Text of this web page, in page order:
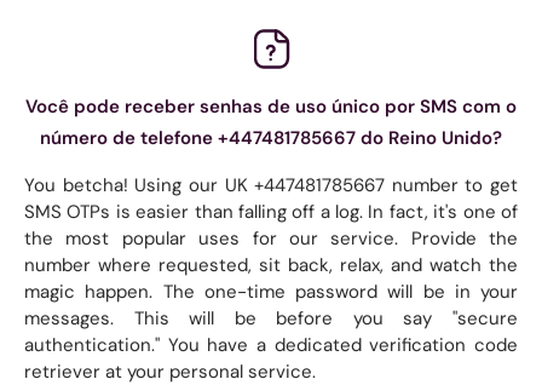
Você pode receber senhas de uso único por SMS com o
número de telefone +447481785667 do Reino Unido?
You betcha! Using our UK +447481785667 number to get
SMS OTPs is easier than falling off a log. In fact, it's one of
the most popular uses for our service. Provide the
number where requested, sit back, relax, and watch the
magic happen. The one-time password will be in your
messages. This will be before you say "secure
authentication." You have a dedicated verification code
retriever at your personal service.